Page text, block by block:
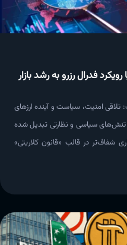
فدرال رزرو به رشد بازار
کلاریتی تا تاریخ 4 آگوست: تلاقی امنیت، سیاست و آینده ارزهای
تنش‌های سیاسی و نظارتی تبدیل شده
شفاف‌تر در قالب «قانون کلاریتی»